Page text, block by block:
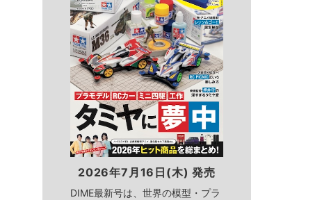
2026年7月16日(木) 発売
DIME最新号は、世界の模型・プラ